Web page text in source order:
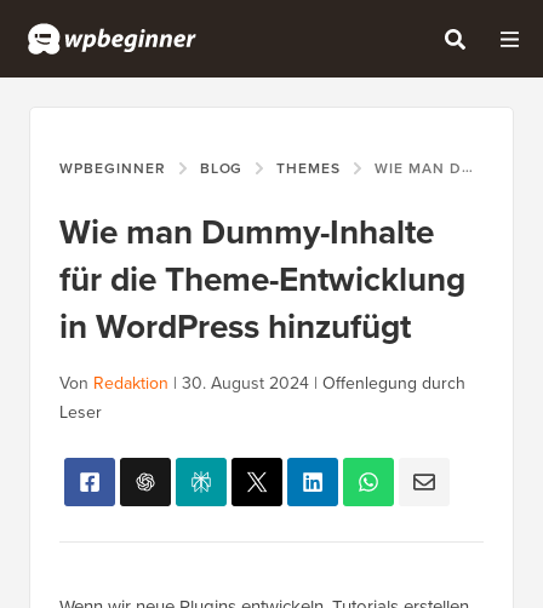
WPBEGINNER BLOG THEMES WIE MAN DUMMY-INHALTE FÜR DIE THEME-ENTWICKLUNG IN WORDPRESS HINZUFÜGT
Wie man Dummy-Inhalte
für die Theme-Entwicklung
in WordPress hinzufügt
Von Redaktion | 30. August 2024 | Offenlegung durch
Leser